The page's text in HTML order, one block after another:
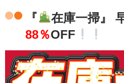
『 在庫一掃』
88％OFF